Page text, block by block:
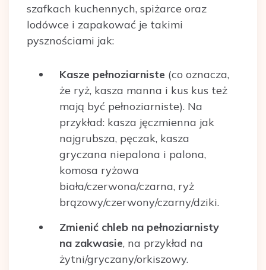
szafkach kuchennych, spiżarce oraz
lodówce i zapakować je takimi
pysznościami jak:
Kasze pełnoziarniste (co oznacza,
że ryż, kasza manna i kus kus też
mają być pełnoziarniste). Na
przykład: kasza jęczmienna jak
najgrubsza, pęczak, kasza
gryczana niepalona i palona,
komosa ryżowa
biała/czerwona/czarna, ryż
brązowy/czerwony/czarny/dziki.
Zmienić chleb na pełnoziarnisty
na zakwasie, na przykład na
żytni/gryczany/orkiszowy.